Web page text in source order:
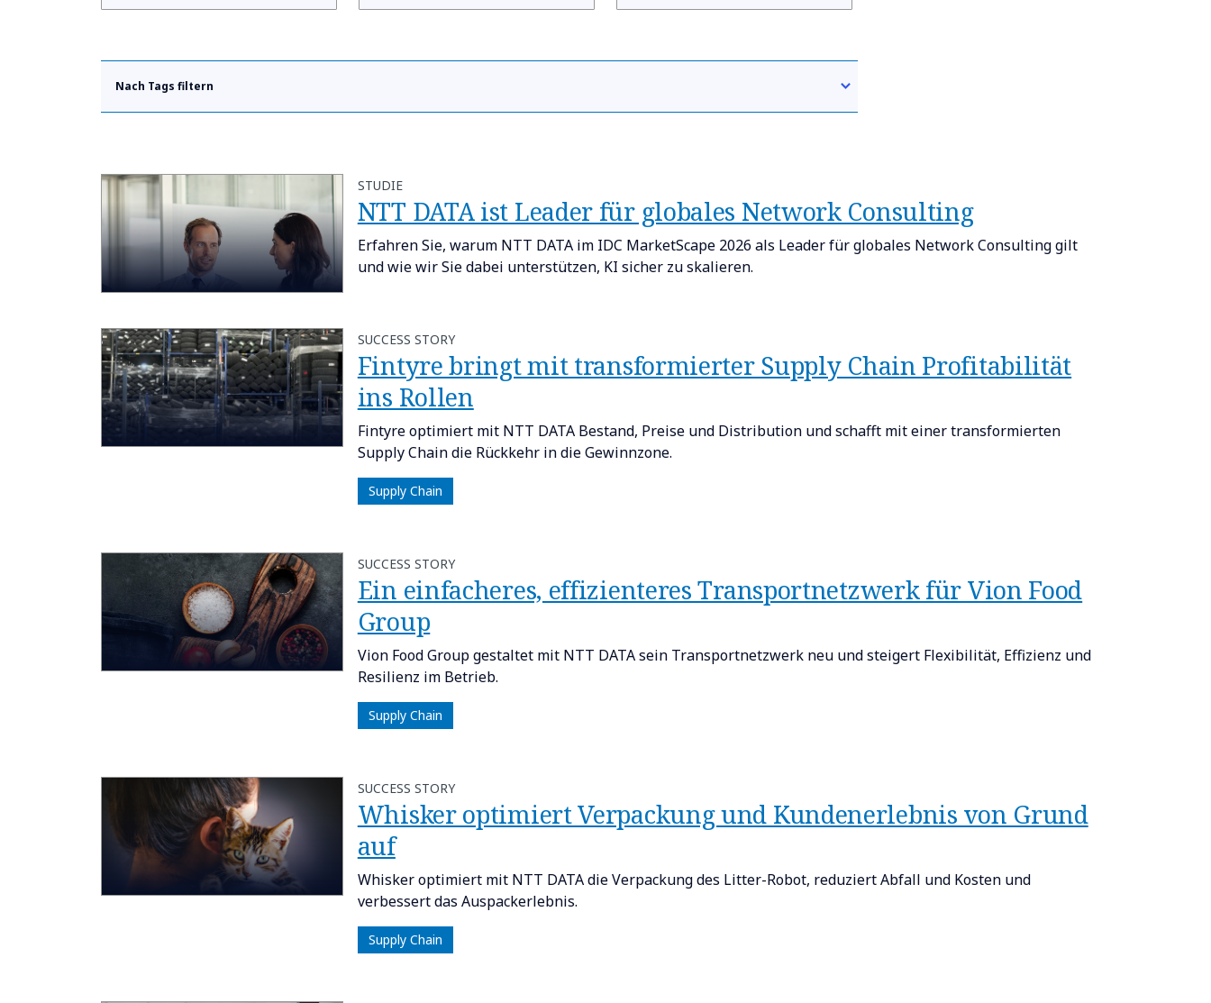
Nach Tags filtern
STUDIE
NTT DATA ist Leader für globales Network Consulting
Erfahren Sie, warum NTT DATA im IDC MarketScape 2026 als Leader für globales Network Consulting gilt
und wie wir Sie dabei unterstützen, KI sicher zu skalieren.
SUCCESS STORY
Fintyre bringt mit transformierter Supply Chain Profitabilität
ins Rollen
Fintyre optimiert mit NTT DATA Bestand, Preise und Distribution und schafft mit einer transformierten
Supply Chain die Rückkehr in die Gewinnzone.
Supply Chain
SUCCESS STORY
Ein einfacheres, effizienteres Transportnetzwerk für Vion Food
Group
Vion Food Group gestaltet mit NTT DATA sein Transportnetzwerk neu und steigert Flexibilität, Effizienz und
Resilienz im Betrieb.
Supply Chain
SUCCESS STORY
Whisker optimiert Verpackung und Kundenerlebnis von Grund
auf
Whisker optimiert mit NTT DATA die Verpackung des Litter-Robot, reduziert Abfall und Kosten und
verbessert das Auspackerlebnis.
Supply Chain